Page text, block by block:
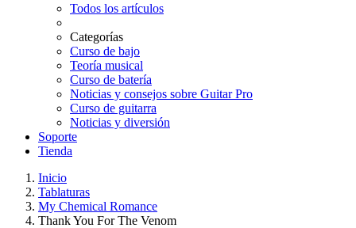
Todos los artículos
Categorías
Curso de bajo
Teoría musical
Curso de batería
Noticias y consejos sobre Guitar Pro
Curso de guitarra
Noticias y diversión
Soporte
Tienda
Inicio
Tablaturas
My Chemical Romance
Thank You For The Venom